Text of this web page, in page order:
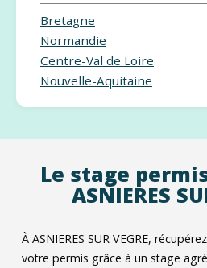
Bretagne
Normandie
Centre-Val de Loire
Nouvelle-Aquitaine
Le stage
ASNIERES
À ASNIERES SUR VEGRE,
votre permis grâce à un stage